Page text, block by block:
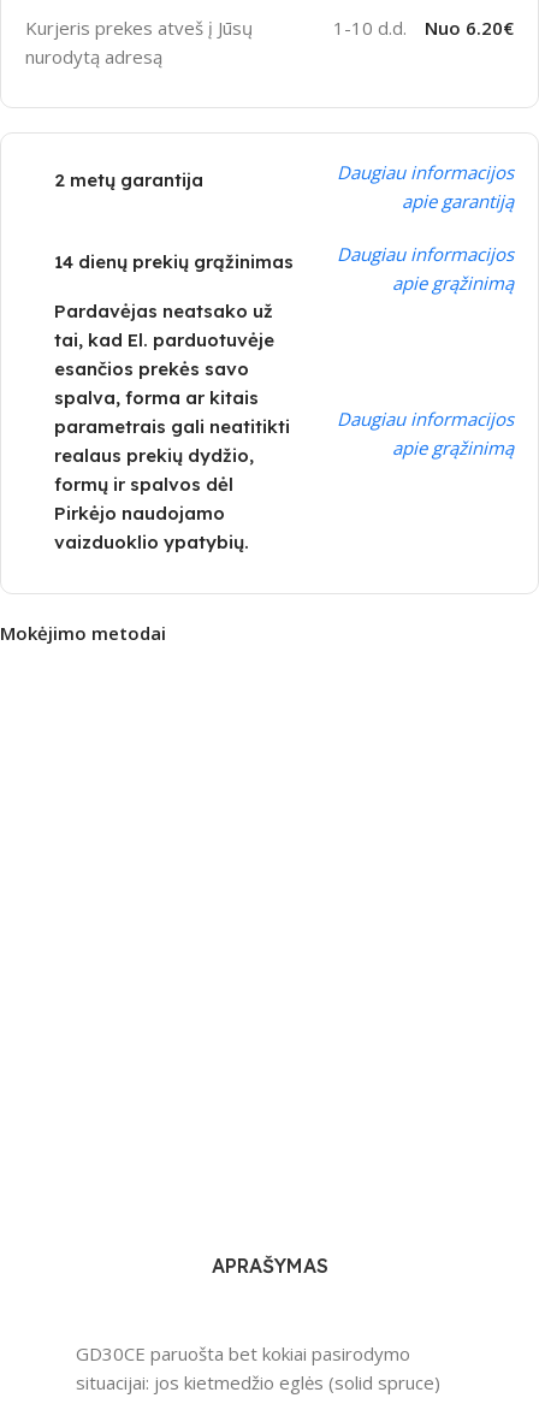
Kurjeris prekes atveš į Jūsų
nurodytą adresą
1-10 d.d. Nuo 6.20€
2 metų garantija
Daugiau informacijos
apie garantiją
14 dienų prekių grąžinimas
Daugiau informacijos
apie grąžinimą
Pardavėjas neatsako už
tai, kad El. parduotuvėje
esančios prekės savo
spalva, forma ar kitais
parametrais gali neatitikti
realaus prekių dydžio,
formų ir spalvos dėl
Pirkėjo naudojamo
vaizduoklio ypatybių.
Daugiau informacijos
apie grąžinimą
Mokėjimo metodai
APRAŠYMAS
GD30CE paruošta bet kokiai pasirodymo
situacijai: jos kietmedžio eglės (solid spruce)